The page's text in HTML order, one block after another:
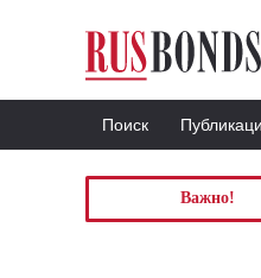
Поиск
Важно!